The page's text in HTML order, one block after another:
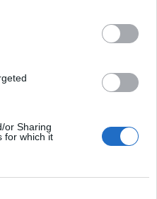
or Sharing
for which it